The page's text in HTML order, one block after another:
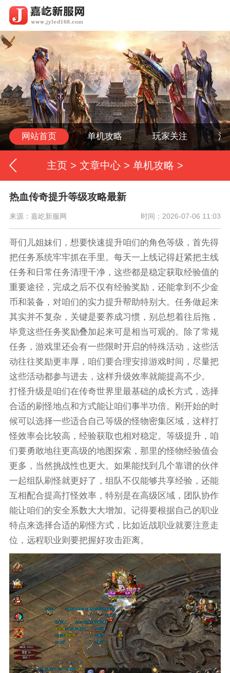
网站首页 单机攻略 玩家关注 活
主页 > 文章中心 > 单机攻略 >
热血传奇提升等级攻略最新
来源：嘉屹新服网 时间：2026-07-06 11:03
哥们儿姐妹们，想要快速提升咱们的角色等级，首先得
把任务系统牢牢抓在手里。每天一上线记得赶紧把主线
任务和日常任务清理干净，这些都是稳定获取经验值的
重要途径，完成之后不仅有经验奖励，还能拿到不少金
币和装备，对咱们的实力提升帮助特别大。任务做起来
其实并不复杂，关键是要养成习惯，别总想着往后拖，
毕竟这些任务奖励叠加起来可是相当可观的。除了常规
任务，游戏里还会有一些限时开启的特殊活动，这些活
动往往奖励更丰厚，咱们要合理安排游戏时间，尽量把
这些活动都参与进去，这样升级效率就能提高不少。
打怪升级是咱们在传奇世界里最基础的成长方式，选择
合适的刷怪地点和方式能让咱们事半功倍。刚开始的时
候可以选择一些适合自己等级的怪物密集区域，这样打
怪效率会比较高，经验获取也相对稳定。等级提升，咱
们要勇敢地往更高级的地图探索，那里的怪物经验值会
更多，当然挑战性也更大。如果能找到几个靠谱的伙伴
一起组队刷怪就更好了，组队不仅能够共享经验，还能
互相配合提高打怪效率，特别是在高级区域，团队协作
能让咱们的安全系数大大增加。记得要根据自己的职业
特点来选择合适的刷怪方式，比如近战职业就要注意走
位，远程职业则要把握好攻击距离。